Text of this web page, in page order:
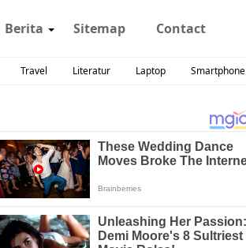
Berita Sitemap Contact
Travel Literatur Laptop Smartphone